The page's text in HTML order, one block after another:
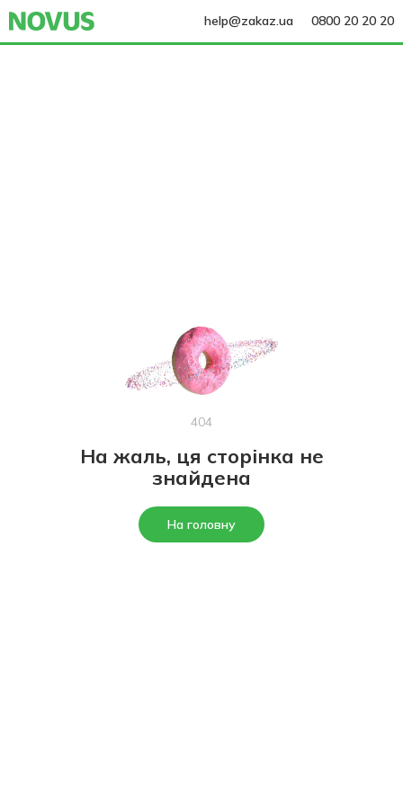
help@zakaz.ua 0800 20 20 20
404
На жаль, ця сторінка не
знайдена
На головну